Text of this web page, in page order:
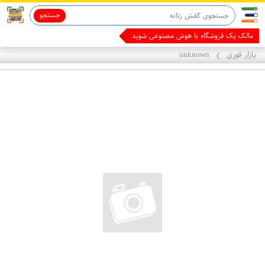
جستجو
با همین
بازار فوری ❯
unknown